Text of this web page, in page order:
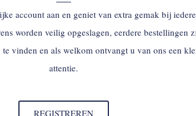
account aan en geniet van extra gemak bij iedere
worden veilig opgeslagen, eerdere bestellingen
vinden en als welkom ontvangt u van ons een
attentie.
REGISTREREN